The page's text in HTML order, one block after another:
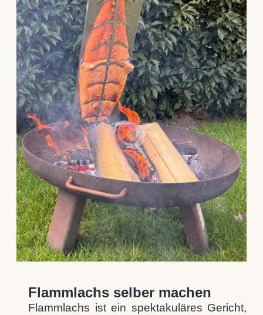
Flammlachs selber machen
Flammlachs ist ein spektakuläres Gericht,